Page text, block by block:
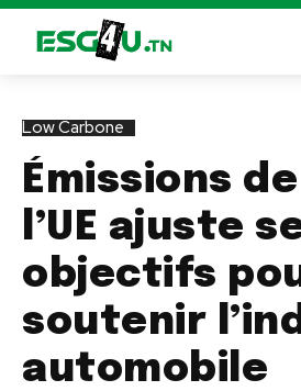
Low Carbone
Émissions
l’UE ajuste
objectifs
soutenir
automobile